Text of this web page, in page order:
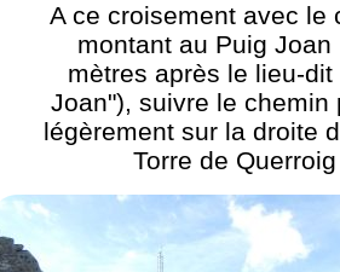
A ce croisement avec le
montant au Puig Joan
mètres après le lieu-dit
Joan"), suivre le chemin
légèrement sur la droite
Torre de Querroig